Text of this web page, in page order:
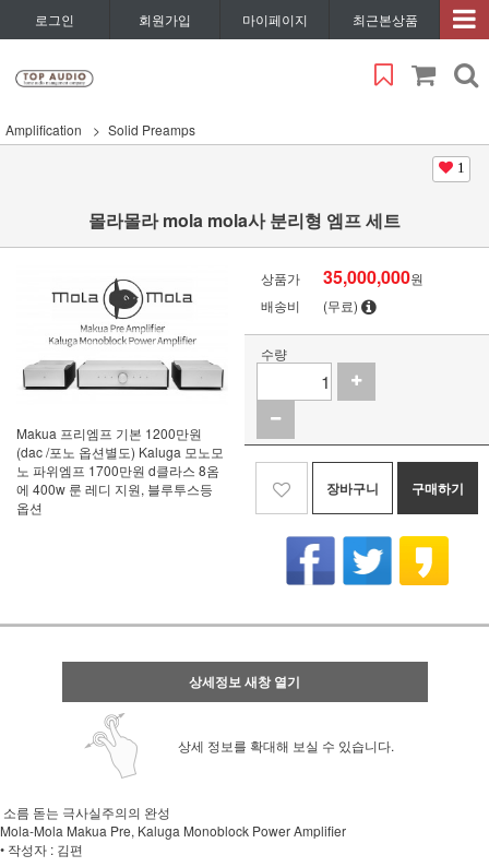
로그인 회원가입 마이페이지 최근본상품
Amplification Solid Preamps
1
몰라몰라 mola mola사 분리형 엠프 세트
Makua 프리엠프 기본 1200만원
(dac /포노 옵션별도) Kaluga 모노모
노 파위엠프 1700만원 d클라스 8옴
에 400w 룬 레디 지원, 블루투스등
옵션
상품가 35,000,000원
배송비
(무료)
수량
장바구니 구매하기
상세정보 새창 열기
상세 정보를 확대해 보실 수 있습니다.
소름 돋는 극사실주의의 완성
Mola-Mola Makua Pre, Kaluga Monoblock Power Amplifier
• 작성자 : 김편